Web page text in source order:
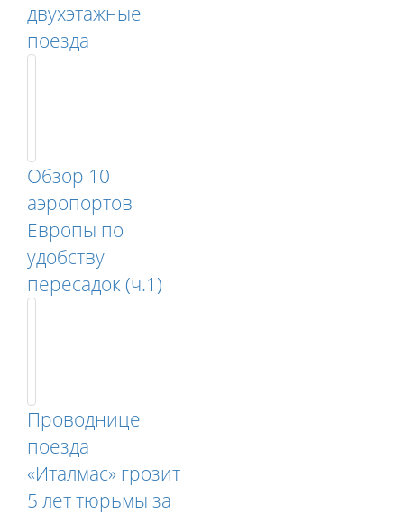
двухэтажные
поезда
Обзор 10
аэропортов
Европы по
удобству
пересадок (ч.1)
Проводнице
поезда
«Италмас» грозит
5 лет тюрьмы за